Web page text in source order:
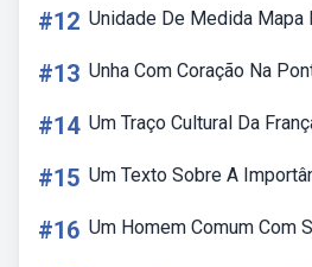
#12 Unidade De Medida Mapa
#13 Unha Com Coração Na
#14 Um Traço Cultural Da
#15 Um Texto Sobre A
#16 Um Homem Comum Com